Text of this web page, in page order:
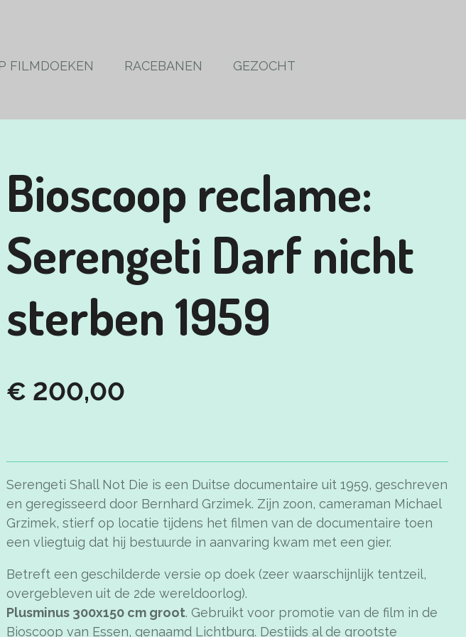
FILMDOEKEN RACEBANEN
GEZOCHT
Bioscoop reclame:
Serengeti Darf nicht
sterben 1959
€ 200,00
Serengeti Shall Not Die is een Duitse documentaire uit 1959, geschreven
en geregisseerd door Bernhard Grzimek. Zijn zoon, cameraman Michael
Grzimek, stierf op locatie tijdens het filmen van de documentaire toen
een vliegtuig dat hij bestuurde in aanvaring kwam met een gier.
Betreft een geschilderde versie op doek (zeer waarschijnlijk tentzeil,
overgebleven uit de 2de wereldoorlog).
Plusminus 300x150 cm groot. Gebruikt voor promotie van de film in de
Bioscoop van Essen, genaamd Lichtburg. Destijds al de grootste